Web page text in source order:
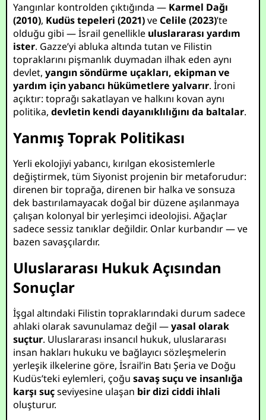
Yangınlar kontrolden çıktığında — Karmel Dağı
(2010), Kudüs tepeleri (2021)veCelile (2023)’te
olduğu gibi — İsrail genellikle uluslararası yardım
ister. Gazze’yi abluka altında tutan ve Filistin
topraklarını pişmanlık duymadan ilhak eden aynı
devlet,yangın söndürme uçakları, ekipman ve
yardım için yabancı hükümetlere yalvarır. İroni
açıktır: toprağı sakatlayan ve halkını kovan aynı
politika,devletin kendi dayanıklılığını da baltalar.
Yanmış Toprak Politikası
Yerli ekolojiyi yabancı, kırılgan ekosistemlerle
değiştirmek, tüm Siyonist projenin bir metaforudur:
direnen bir toprağa, direnen bir halka ve sonsuza
dek bastırılamayacak doğal bir düzene aşılanmaya
çalışan kolonyal bir yerleşimci ideolojisi. Ağaçlar
sadece sessiz tanıklar değildir. Onlar kurbandır — ve
bazen savaşçılardır.
Uluslararası Hukuk Açısından
Sonuçlar
İşgal altındaki Filistin topraklarındaki durum sadece
ahlaki olarak savunulamaz değil —yasal olarak
suçtur. Uluslararası insancıl hukuk, uluslararası
insan hakları hukuku ve bağlayıcı sözleşmelerin
yerleşik ilkelerine göre, İsrail’in Batı Şeria ve Doğu
Kudüs’teki eylemleri, çoğusavaş suçu ve insanlığa
karşı suçseviyesine ulaşan bir dizi ciddi ihlali
oluşturur.